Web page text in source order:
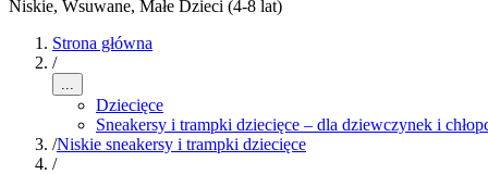
Niskie, Wsuwane, Małe Dzieci (4-8 lat)
Strona główna
/
...
Dziecięce
Sneakersy i trampki dziecięce – dla dziewczynek i
/Niskie sneakersy i trampki dziecięce
/